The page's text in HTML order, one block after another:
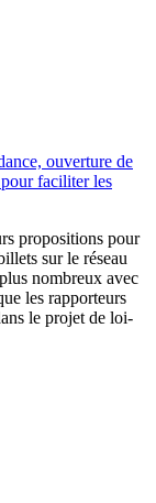
ouverture de
faciliter les
propositions pour
sur le réseau
nombreux avec
les rapporteurs
le projet de loi-